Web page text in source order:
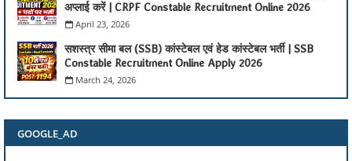
अप्लाई करें | CRPF Constable Recruitment Online 2026
April 23, 2026
सशस्त्र सीमा बल (SSB) कांस्टेबल एवं हेड कांस्टेबल भर्ती | SSB
Constable Recruitment Online Apply 2026
March 24, 2026
GOOGLE_AD